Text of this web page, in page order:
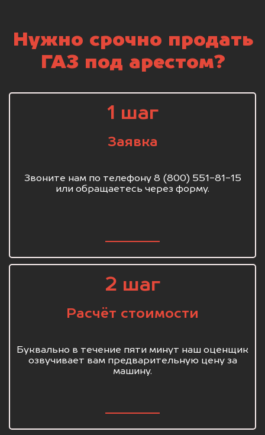
Нужно срочно продать
ГАЗ под арестом?
1 шаг
Заявка
Звоните нам по телефону 8 (800) 551-81-15
или обращаетесь через форму.
2 шаг
Расчёт стоимости
Буквально в течение пяти минут наш оценщик
озвучивает вам предварительную цену за
машину.